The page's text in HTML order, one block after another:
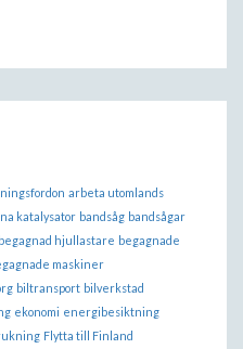
arbeta utomlands
katalysator bandsåg bandsågar
begagnad hjullastare begagnade
maskiner
biltransport bilverkstad
ekonomi energibesiktning
Flytta till Finland